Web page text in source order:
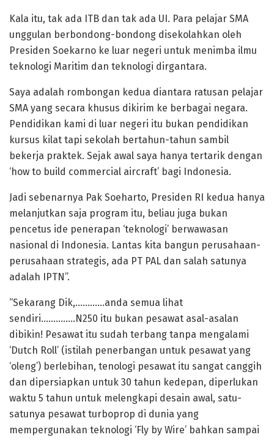
Kala itu, tak ada ITB dan tak ada UI. Para pelajar SMA
unggulan berbondong-bondong disekolahkan oleh
Presiden Soekarno ke luar negeri untuk menimba ilmu
teknologi Maritim dan teknologi dirgantara.
Saya adalah rombongan kedua diantara ratusan pelajar
SMA yang secara khusus dikirim ke berbagai negara.
Pendidikan kami di luar negeri itu bukan pendidikan
kursus kilat tapi sekolah bertahun-tahun sambil
bekerja praktek. Sejak awal saya hanya tertarik dengan
‘how to build commercial aircraft’ bagi Indonesia.
Jadi sebenarnya Pak Soeharto, Presiden RI kedua hanya
melanjutkan saja program itu, beliau juga bukan
pencetus ide penerapan ‘teknologi’ berwawasan
nasional di Indonesia. Lantas kita bangun perusahaan-
perusahaan strategis, ada PT PAL dan salah satunya
adalah IPTN”.
“Sekarang Dik,…………anda semua lihat
sendiri…………..N250 itu bukan pesawat asal-asalan
dibikin! Pesawat itu sudah terbang tanpa mengalami
‘Dutch Roll’ (istilah penerbangan untuk pesawat yang
‘oleng’) berlebihan, tenologi pesawat itu sangat canggih
dan dipersiapkan untuk 30 tahun kedepan, diperlukan
waktu 5 tahun untuk melengkapi desain awal, satu-
satunya pesawat turboprop di dunia yang
mempergunakan teknologi ‘Fly by Wire’ bahkan sampai